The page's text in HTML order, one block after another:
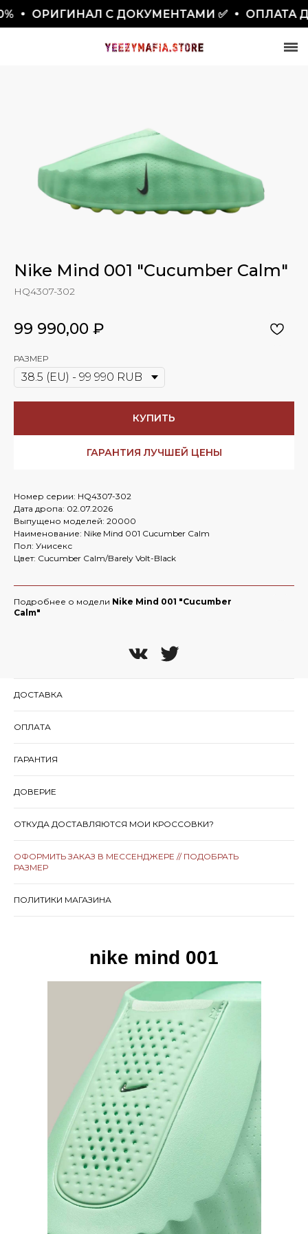
ОРИГИНАЛ С ДОКУМЕНТАМИ ✅ ОПЛАТА
СКИДКА 7777₽ПО ПРОМОКОДУ BLACKFRIDAY
Nike Mind 001 "Cucumber Calm"
HQ4307-302
99 990,00 ₽
РАЗМЕР
КУПИТЬ
ГАРАНТИЯ ЛУЧШЕЙ ЦЕНЫ
Номер серии: HQ4307-302
Дата дропа: 02.07.2026
Выпущено моделей: 20000
Наименование: Nike Mind 001 Cucumber Calm
Пол: Унисекс
Цвет: Cucumber Calm/Barely Volt-Black
Подробнее о модели Nike Mind 001 "Cucumber
Calm"
ДОСТАВКА
ОПЛАТА
ГАРАНТИЯ
ДОВЕРИЕ
ОТКУДА ДОСТАВЛЯЮТСЯ МОИ КРОССОВКИ?
ОФОРМИТЬ ЗАКАЗ В МЕССЕНДЖЕРЕ // ПОДОБРАТЬ
РАЗМЕР
ПОЛИТИКИ МАГАЗИНА
nike mind 001